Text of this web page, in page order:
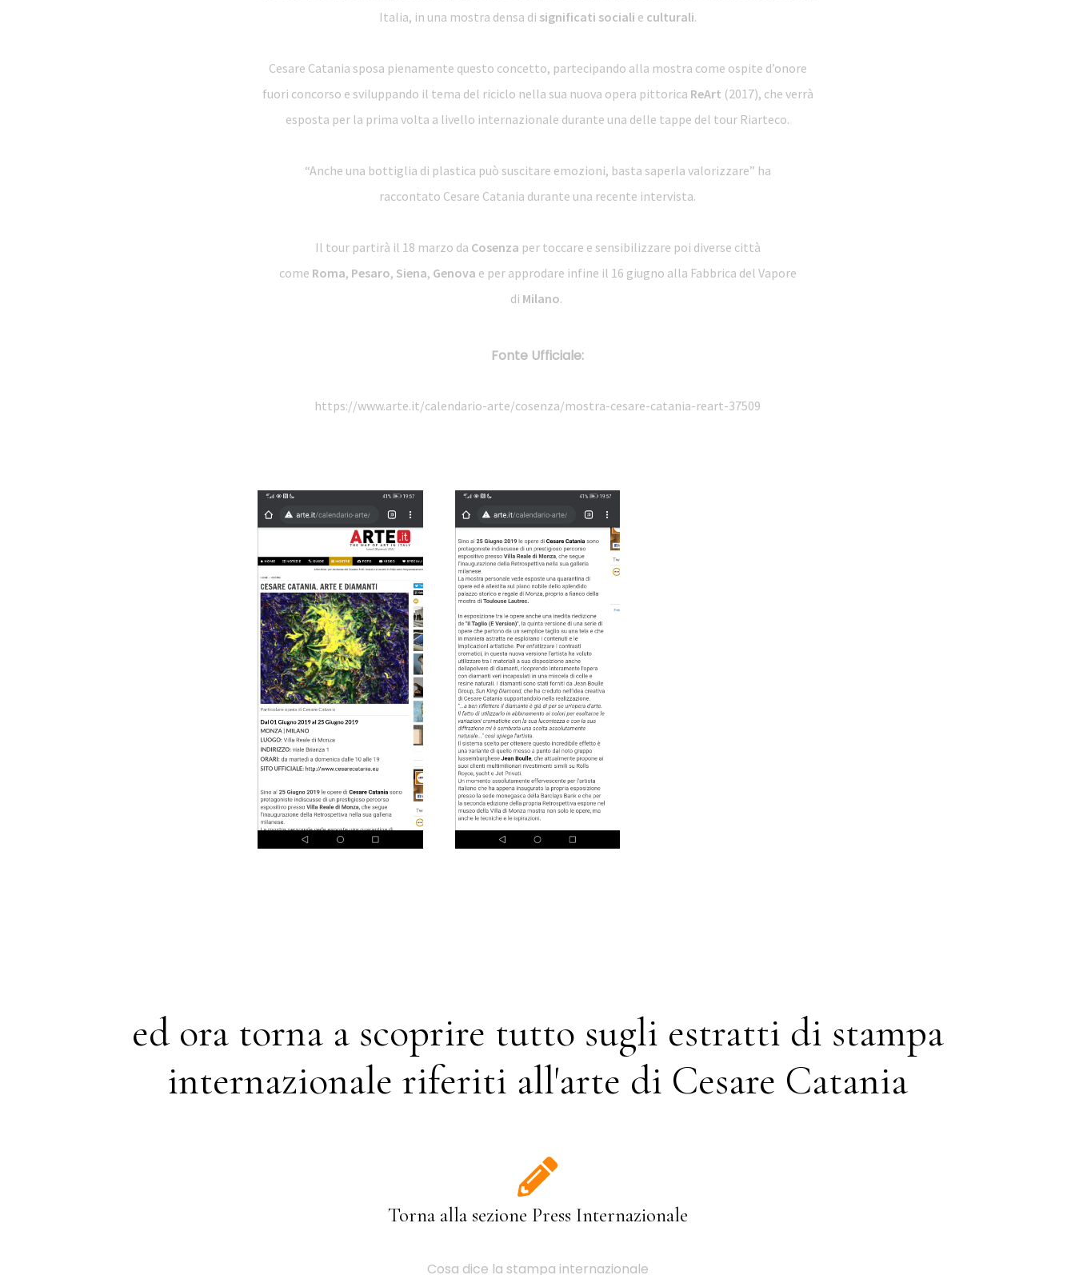
Italia, in una mostra densa di significati sociali e culturali.
Cesare Catania sposa pienamente questo concetto, partecipando alla mostra come ospite d’onore
fuori concorso e sviluppando il tema del riciclo nella sua nuova opera pittorica ReArt (2017), che verrà
esposta per la prima volta a livello internazionale durante una delle tappe del tour Riarteco.
“Anche una bottiglia di plastica può suscitare emozioni, basta saperla valorizzare” ha
raccontato Cesare Catania durante una recente intervista.
Il tour partirà il 18 marzo da Cosenza per toccare e sensibilizzare poi diverse città
come Roma, Pesaro, Siena, Genova e per approdare infine il 16 giugno alla Fabbrica del Vapore
di Milano.
Fonte Ufficiale:
https://www.arte.it/calendario-arte/cosenza/mostra-cesare-catania-reart-37509
ed ora torna a scoprire tutto sugli estratti di stampa
internazionale riferiti all'arte di Cesare Catania
Torna alla sezione Press Internazionale
Cosa dice la stampa internazionale